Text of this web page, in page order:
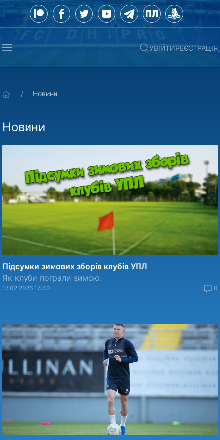
УВІЙТИРЕЄСТРАЦІЯ
Новини
Новини
Підсумки зимових зборів клубів УПЛ
Як клуби пограли зимою.
17.02.2026 17:40 0